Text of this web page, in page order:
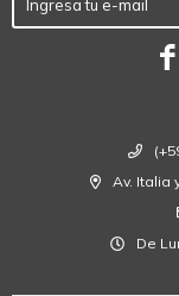
Av. Italia
De
